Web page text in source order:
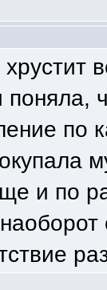
поняла,
по
и по